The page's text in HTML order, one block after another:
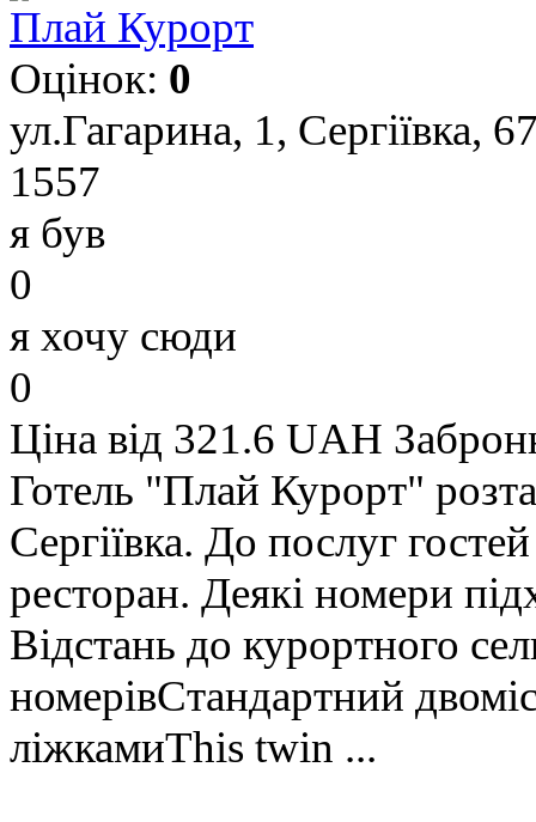
Плай Курорт
Оцінок: 0
ул.Гагарина, 1, Сергіївка,
1557
я був
0
я хочу сюди
0
Ціна від 321.6 UAH
Готель "Плай Курорт"
Сергіївка. До послуг
ресторан. Деякі номери
Відстань до курортного
номерівСтандартний
ліжкамиThis twin ...